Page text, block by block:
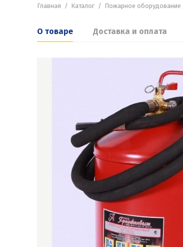
Главная Каталог Пожарное оборудование
О товаре Доставка и оплата